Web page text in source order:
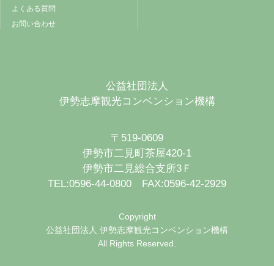
よくある質問
お問い合わせ
公益社団法人
伊勢志摩観光コンベンション機構
〒519-0609
伊勢市二見町茶屋420-1
伊勢市二見総合支所3Ｆ
TEL:0596-44-0800 FAX:0596-42-2929
Copyright
公益社団法人 伊勢志摩観光コンベンション機構
All Rights Reserved.